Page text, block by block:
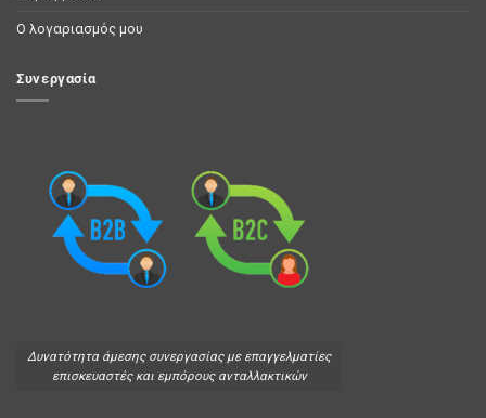
Ο λογαριασμός μου
Συνεργασία
Δυνατότητα άμεσης συνεργασίας με επαγγελματίες
επισκευαστές και εμπόρους ανταλλακτικών